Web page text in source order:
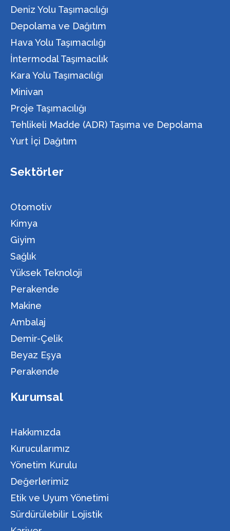
Deniz Yolu Taşımacılığı
Depolama ve Dağıtım
Hava Yolu Taşımacılığı
İntermodal Taşımacılık
Kara Yolu Taşımacılığı
Minivan
Proje Taşımacılığı
Tehlikeli Madde (ADR) Taşıma ve Depolama
Yurt İçi Dağıtım
Sektörler
Otomotiv
Kimya
Giyim
Sağlık
Yüksek Teknoloji
Perakende
Makine
Ambalaj
Demir-Çelik
Beyaz Eşya
Perakende
Kurumsal
Hakkımızda
Kurucularımız
Yönetim Kurulu
Değerlerimiz
Etik ve Uyum Yönetimi
Sürdürülebilir Lojistik